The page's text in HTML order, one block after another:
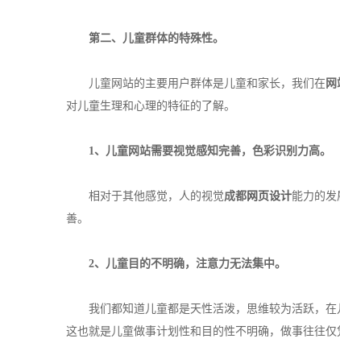
第二、儿童群体的特殊性。
儿童网站的主要用户群体是儿童和家长，我们在
对儿童生理和心理的特征的了解。
1、儿童网站需要视觉感知完善，色彩识别力高。
相对于其他感觉，人的视觉成都 网页设计能力的
善。
2、儿童目的不明确，注意力无法集中。
我们都知道儿童都是天性活泼，思维较为活跃，在
这也就是儿童做事计划性和目的性不明确，做事往往仅